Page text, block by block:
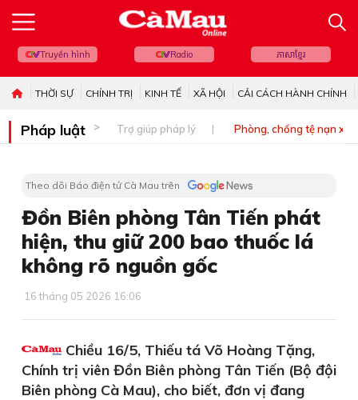
Truyền hình Radio ភាសាខ្មែរ
THỜI SỰ CHÍNH TRỊ KINH TẾ XÃ HỘI CẢI CÁCH HÀNH CHÍNH
Pháp luật Trợ giúp pháp lý Phòng, chống tệ nạn xã
Theo dõi Báo điện tử Cà Mau trên
Đồn Biên phòng Tân Tiến phát
hiện, thu giữ 200 bao thuốc lá
không rõ nguồn gốc
16 tháng 05 2026 16:06
Chiều 16/5, Thiếu tá Võ Hoàng Tặng,
Chính trị viên Đồn Biên phòng Tân Tiến (Bộ đội
Biên phòng Cà Mau), cho biết, đơn vị đang